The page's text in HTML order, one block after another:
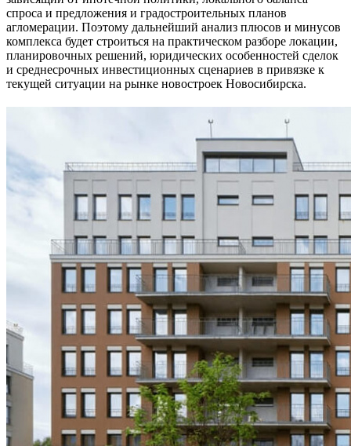
спроса и предложения и градостроительных планов
агломерации. Поэтому дальнейший анализ плюсов и минусов
комплекса будет строиться на практическом разборе локации,
планировочных решений, юридических особенностей сделок
и среднесрочных инвестиционных сценариев в привязке к
текущей ситуации на рынке новостроек Новосибирска.